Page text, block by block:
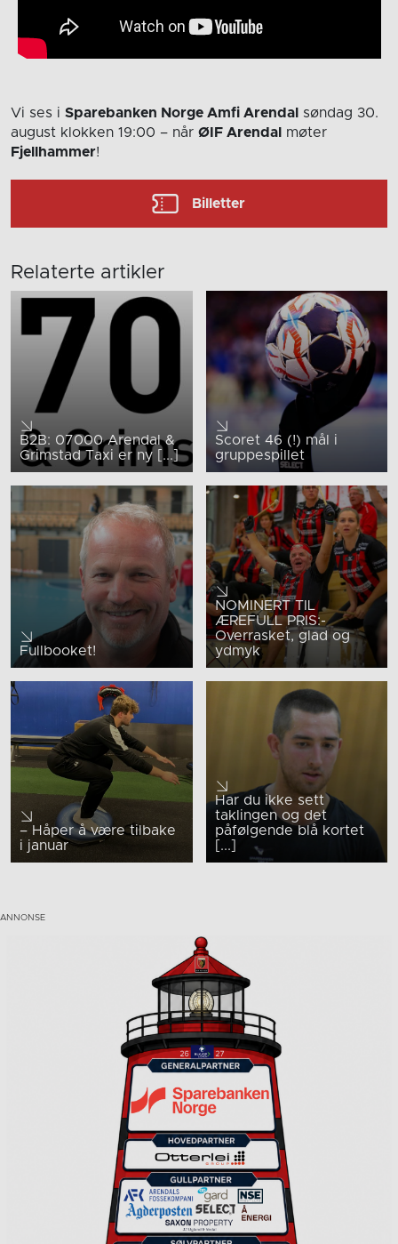
Vi ses i Sparebanken Norge Amfi Arendal
søndag 30.
august klokken 19:00 – når ØIF Arendal
møter
Fjellhammer!
Billetter
Relaterte artikler
B2B: 07000 Arendal &
Grimstad Taxi er ny [...]
Scoret 46 (!) mål i
gruppespillet
Fullbooket!
NOMINERT TIL
ÆREFULL PRIS:-
Overrasket, glad og
ydmyk
– Håper å være tilbake
i januar
Har du ikke sett
taklingen og det
påfølgende blå kortet
[...]